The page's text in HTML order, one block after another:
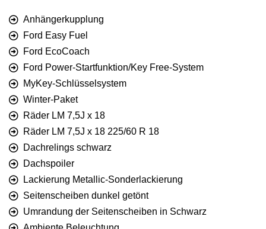
Anhängerkupplung
Ford Easy Fuel
Ford EcoCoach
Ford Power-Startfunktion/Key Free-System
MyKey-Schlüsselsystem
Winter-Paket
Räder LM 7,5J x 18
Räder LM 7,5J x 18 225/60 R 18
Dachrelings schwarz
Dachspoiler
Lackierung Metallic-Sonderlackierung
Seitenscheiben dunkel getönt
Umrandung der Seitenscheiben in Schwarz